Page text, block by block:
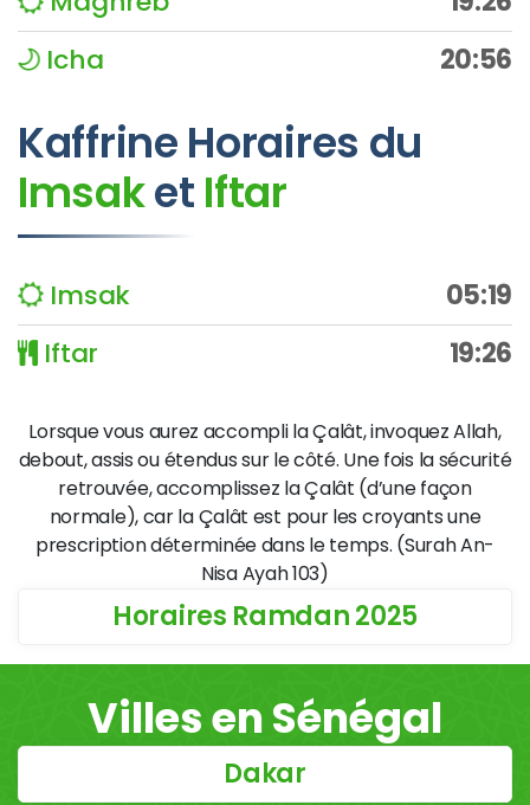
Icha
20:56
Kaffrine Horaires du
Imsaket Iftar
Imsak
05:19
Iftar
19:26
Lorsque vous aurez accompli la Çalât, invoquez Allah,
debout, assis ou étendus sur le côté. Une fois la sécurité
retrouvée, accomplissez la Çalât (d’une façon
normale), car la Çalât est pour les croyants une
prescription déterminée dans le temps. (Surah An-
Nisa Ayah 103)
Horaires Ramdan 2025
Villes en Sénégal
Dakar